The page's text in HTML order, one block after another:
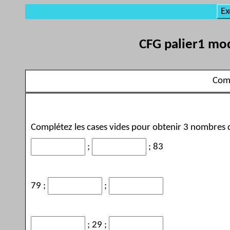
CFG palier1
Complétez les cases vides pour obtenir 3 nombres
;
; 83
79 ; ;
; 29 ;